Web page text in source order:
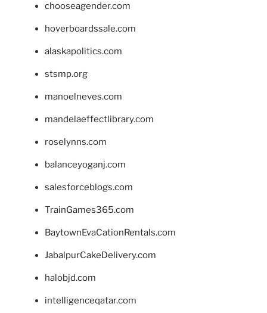
chooseagender.com
hoverboardssale.com
alaskapolitics.com
stsmp.org
manoelneves.com
mandelaeffectlibrary.com
roselynns.com
balanceyoganj.com
salesforceblogs.com
TrainGames365.com
BaytownEvaCationRentals.com
JabalpurCakeDelivery.com
halobjd.com
intelligenceqatar.com